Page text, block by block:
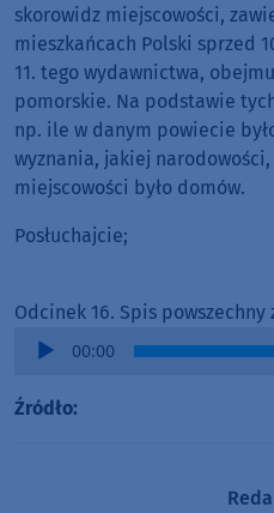
skorowidz miejscowości,
mieszkańcach Polski sprzed
11. tego wydawnictwa,
pomorskie. Na podstawie
np. ile w danym powiecie
wyznania, jakiej
miejscowości było domów.
Posłuchajcie;
Odcinek 16. Spis powszechny
Audio
00:00
Źródło: